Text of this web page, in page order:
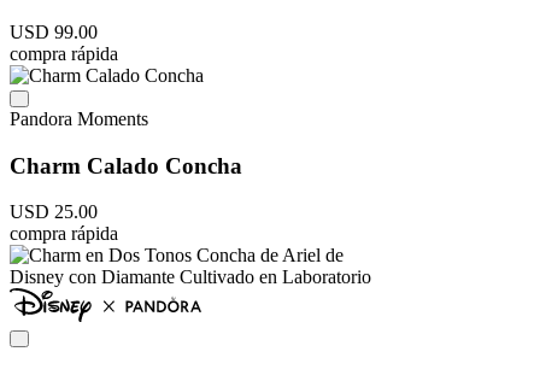
USD 99.00
compra rápida
Pandora Moments
Charm Calado Concha
USD 25.00
compra rápida